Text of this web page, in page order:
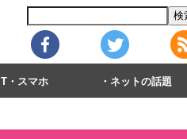
IT・スマホ ネットの話題